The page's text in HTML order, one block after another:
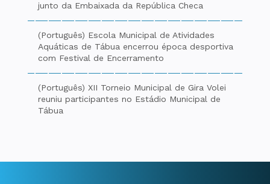
junto da Embaixada da República Checa
(Português) Escola Municipal de Atividades
Aquáticas de Tábua encerrou época desportiva
com Festival de Encerramento
(Português) XII Torneio Municipal de Gira Volei
reuniu participantes no Estádio Municipal de
Tábua